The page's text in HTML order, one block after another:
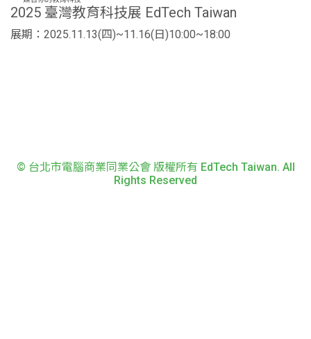
2025 臺灣教育科技展 EdTech Taiwan
展期：2025.11.13(四)~11.16(日)10:00~18:00
© 台北市電腦商業同業公會 版權所有 EdTech Taiwan. All
Rights Reserved